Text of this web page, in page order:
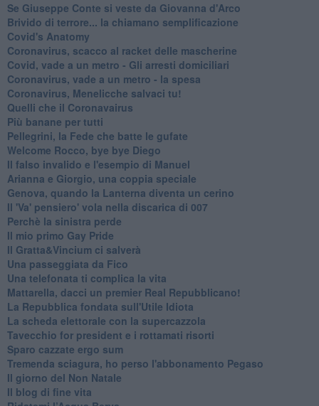
Se Giuseppe Conte si veste da Giovanna d'Arco
Brivido di terrore... la chiamano semplificazione
Covid's Anatomy
Coronavirus, scacco al racket delle mascherine
Covid, vade a un metro - Gli arresti domiciliari
Coronavirus, vade a un metro - la spesa
Coronavirus, Menelicche salvaci tu!
Quelli che il Coronavairus
Più banane per tutti
Pellegrini, la Fede che batte le gufate
Welcome Rocco, bye bye Diego
Il falso invalido e l'esempio di Manuel
Arianna e Giorgio, una coppia speciale
Genova, quando la Lanterna diventa un cerino
Il 'Va' pensiero' vola nella discarica di 007
Perchè la sinistra perde
Il mio primo Gay Pride
Il Gratta&Vincium ci salverà
Una passeggiata da Fico
Una telefonata ti complica la vita
Mattarella, dacci un premier Real Repubblicano!
La Repubblica fondata sull'Utile Idiota
La scheda elettorale con la supercazzola
Tavecchio for president e i rottamati risorti
Sparo cazzate ergo sum
Tremenda sciagura, ho perso l'abbonamento Pegaso
Il giorno del Non Natale
Il blog di fine vita